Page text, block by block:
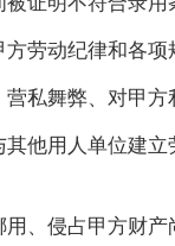
方劳动纪律和各项
营私舞弊、对甲方
其他用人单位建立
、侵占甲方财产